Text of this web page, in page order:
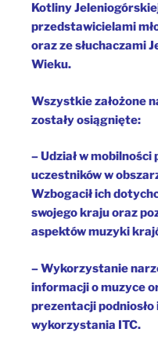
Kotliny
przedstawicielami
oraz ze słuchaczami
Wieku.
Wszystkie założone
zostały osiągnięte:
– Udział w mobilności
uczestników w
Wzbogacił ich
swojego kraju oraz
aspektów muzyki
– Wykorzystanie
informacji o muzyce
prezentacji
wykorzystania ITC.